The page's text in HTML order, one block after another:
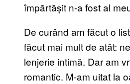
împărtășit n-a fost al
De curând am făcut o
făcut mai mult de atât:
lenjerie intimă. Dar am
romantic. M-am uitat la